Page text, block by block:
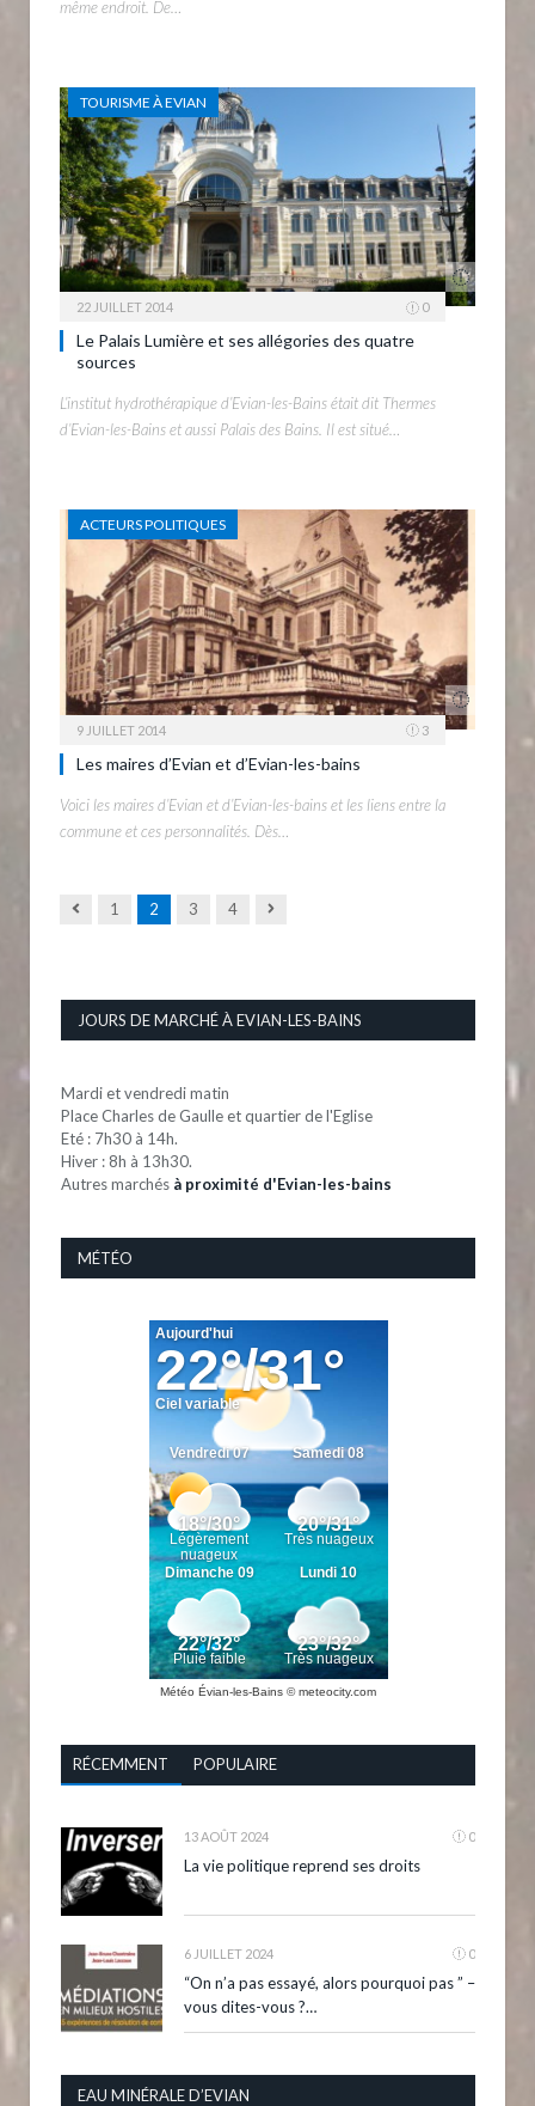
même endroit. De…
TOURISME À EVIAN
22 JUILLET 2014 0
Le Palais Lumière et ses allégories des quatre
sources
L’institut hydrothérapique d’Evian-les-Bains était dit Thermes
d’Evian-les-Bains et aussi Palais des Bains. Il est situé…
ACTEURS POLITIQUES
9 JUILLET 2014 3
Les maires d’Evian et d’Evian-les-bains
Voici les maires d’Evian et d’Evian-les-bains et les liens entre la
commune et ces personnalités. Dès…
Previous
1 2 3 4 Next
JOURS DE MARCHÉ À EVIAN-LES-BAINS
Mardi et vendredi matin
Place Charles de Gaulle et quartier de l'Eglise
Eté : 7h30 à 14h.
Hiver : 8h à 13h30.
Autres marchés à proximité d'Evian-les-bains
MÉTÉO
Météo Évian-les-Bains © meteocity.com
RÉCEMMENT POPULAIRE
13 AOÛT 2024 0
La vie politique reprend ses droits
6 JUILLET 2024 0
“On n’a pas essayé, alors pourquoi pas ” –
vous dites-vous ?…
EAU MINÉRALE D’EVIAN